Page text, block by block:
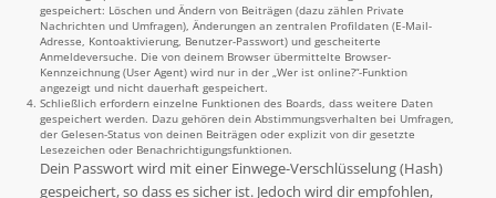
gespeichert: Löschen und Ändern von Beiträgen (dazu zählen Private
Nachrichten und Umfragen), Änderungen an zentralen Profildaten (E-Mail-
Adresse, Kontoaktivierung, Benutzer-Passwort) und gescheiterte
Anmeldeversuche. Die von deinem Browser übermittelte Browser-
Kennzeichnung (User Agent) wird nur in der „Wer ist online?“-Funktion
angezeigt und nicht dauerhaft gespeichert.
Schließlich erfordern einzelne Funktionen des Boards, dass weitere Daten
gespeichert werden. Dazu gehören dein Abstimmungsverhalten bei Umfragen,
der Gelesen-Status von deinen Beiträgen oder explizit von dir gesetzte
Lesezeichen oder Benachrichtigungsfunktionen.
Dein Passwort wird mit einer Einwege-Verschlüsselung (Hash)
gespeichert, so dass es sicher ist. Jedoch wird dir empfohlen,